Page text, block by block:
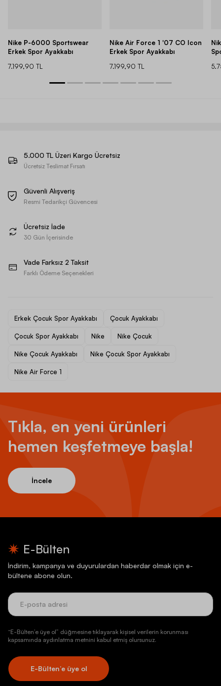
Nike P-6000 Sportswear
Erkek Spor Ayakkabı
7.199,90 TL
Nike Air Force 1 '07 CO Icon
Erkek Spor Ayakkabı
7.199,90 TL
5.000 TL Üzeri Kargo Ücretsiz
Ücretsiz Teslimat Fırsatı
Güvenli Alışveriş
Resmi Tedarikçi Güvencesi
Ücretsiz İade
30 Gün İçerisinde
Vade Farksız 2 Taksit
Farklı Ödeme Seçenekleri
Erkek Çocuk Spor Ayakkabı Çocuk Ayakkabı
Çocuk Spor Ayakkabı Nike Nike Çocuk
Nike Çocuk Ayakkabı Nike Çocuk Spor Ayakkabı
Nike Air Force 1
Tıkla, en yeni ürünleri
hemen keşfetmeye başla!
İncele
E-Bülten
İndirim, kampanya ve duyurulardan haberdar olmak için e-
bültene abone olun.
“E-Bülten’e üye ol” düğmesine tıklayarak kişisel verilerin korunması
kapsamında aydınlatma metnini kabul etmiş olursunuz.
E-Bülten’e üye ol